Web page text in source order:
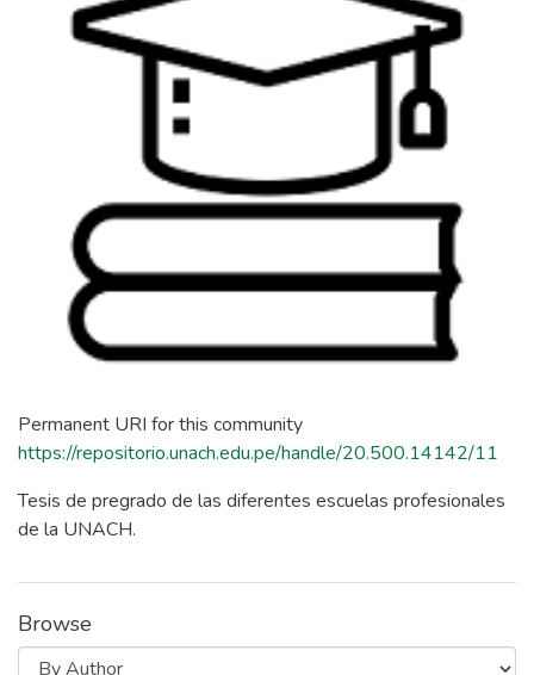
Permanent URI for this community
https://repositorio.unach.edu.pe/handle/20.500.14142/11
Tesis de pregrado de las diferentes escuelas profesionales
de la UNACH.
Browse